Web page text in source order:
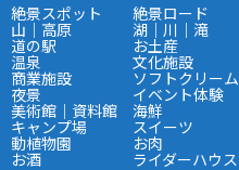
絶景スポット 絶景ロード
山｜高原 湖｜川｜滝
道の駅 お土産
温泉 文化施設
商業施設 ソフトクリーム
夜景 イベント体験
美術館｜資料館 海鮮
キャンプ場 スイーツ
動植物園 お肉
お酒 ライダーハウス